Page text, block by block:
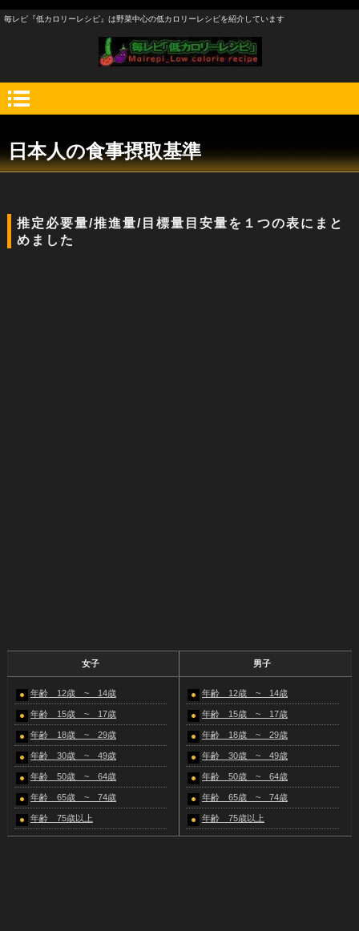
毎レピ『低カロリーレシピ』は野菜中心の低カロリーレシピを紹介しています
日本人の食事摂取基準
推定必要量/推進量/目標量目安量を１つの表にまと
めました
女子 男子
年齢 12歳 ~ 14歳
年齢 15歳 ~ 17歳
年齢 18歳 ~ 29歳
年齢 30歳 ~ 49歳
年齢 50歳 ~ 64歳
年齢 65歳 ~ 74歳
年齢 75歳以上
年齢 12歳 ~ 14歳
年齢 15歳 ~ 17歳
年齢 18歳 ~ 29歳
年齢 30歳 ~ 49歳
年齢 50歳 ~ 64歳
年齢 65歳 ~ 74歳
年齢 75歳以上